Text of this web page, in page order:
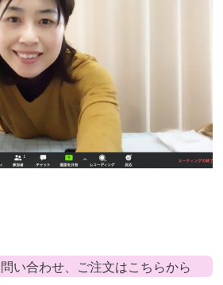
い合わせ、ご注文はこちらから